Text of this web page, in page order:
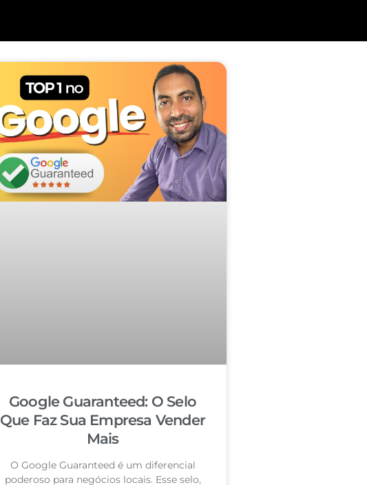
Google Guaranteed: O Selo
Que Faz Sua Empresa Vender
Mais
O Google Guaranteed é um diferencial
poderoso para negócios locais. Esse selo,